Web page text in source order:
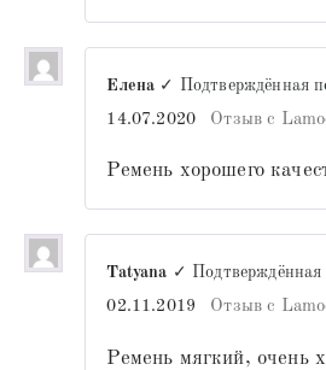
Елена ✓ Подтверждённая
14.07.2020
Отзыв с
Ремень хорошего
Tatyana ✓ Подтверждённая
02.11.2019
Отзыв с
Ремень мягкий, очень